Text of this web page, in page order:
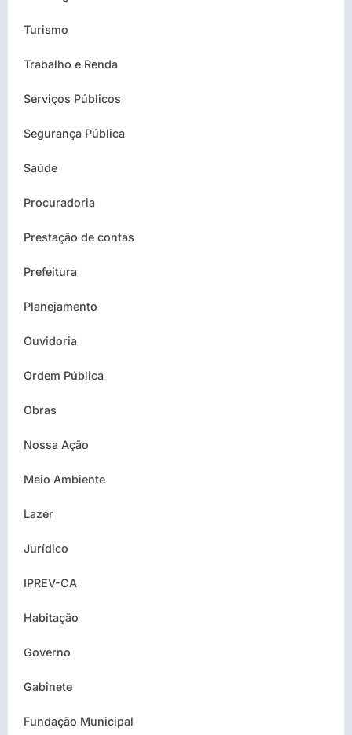
Turismo
Trabalho e Renda
Serviços Públicos
Segurança Pública
Saúde
Procuradoria
Prestação de contas
Prefeitura
Planejamento
Ouvidoria
Ordem Pública
Obras
Nossa Ação
Meio Ambiente
Lazer
Jurídico
IPREV-CA
Habitação
Governo
Gabinete
Fundação Municipal